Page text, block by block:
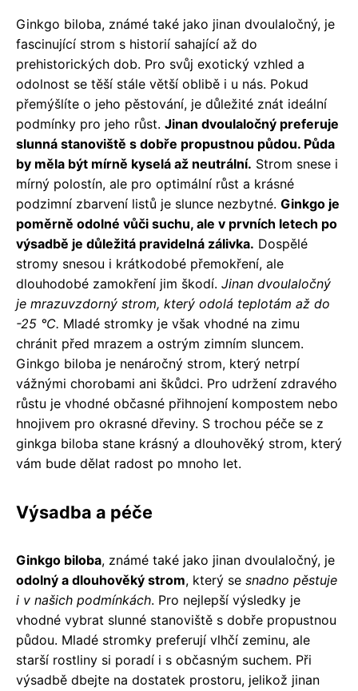
Ginkgo biloba, známé také jako jinan dvoulaločný, je
fascinující strom s historií sahající až do
prehistorických dob. Pro svůj exotický vzhled a
odolnost se těší stále větší oblibě i u nás. Pokud
přemýšlíte o jeho pěstování, je důležité znát ideální
podmínky pro jeho růst. Jinan dvoulaločný preferuje
slunná stanoviště s dobře propustnou půdou. Půda
by měla být mírně kyselá až neutrální. Strom snese i
mírný polostín, ale pro optimální růst a krásné
podzimní zbarvení listů je slunce nezbytné. Ginkgo je
poměrně odolné vůči suchu, ale v prvních letech po
výsadbě je důležitá pravidelná zálivka. Dospělé
stromy snesou i krátkodobé přemokření, ale
dlouhodobé zamokření jim škodí. Jinan dvoulaločný
je mrazuvzdorný strom, který odolá teplotám až do
-25 °C. Mladé stromky je však vhodné na zimu
chránit před mrazem a ostrým zimním sluncem.
Ginkgo biloba je nenáročný strom, který netrpí
vážnými chorobami ani škůdci. Pro udržení zdravého
růstu je vhodné občasné přihnojení kompostem nebo
hnojivem pro okrasné dřeviny. S trochou péče se z
ginkga biloba stane krásný a dlouhověký strom, který
vám bude dělat radost po mnoho let.
Výsadba a péče
Ginkgo biloba, známé také jako jinan dvoulaločný, je
odolný a dlouhověký strom, který se snadno pěstuje
i v našich podmínkách. Pro nejlepší výsledky je
vhodné vybrat slunné stanoviště s dobře propustnou
půdou. Mladé stromky preferují vlhčí zeminu, ale
starší rostliny si poradí i s občasným suchem. Při
výsadbě dbejte na dostatek prostoru, jelikož jinan